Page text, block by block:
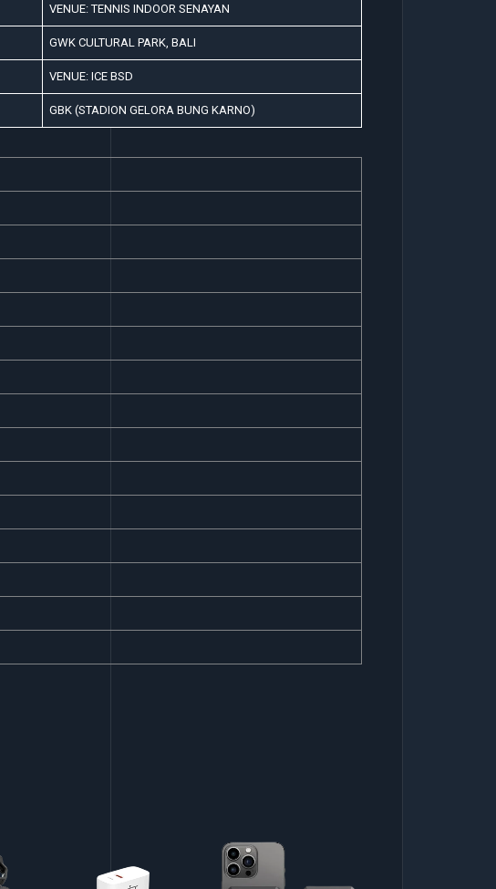
VENUE: TENNIS INDOOR SENAYAN
GWK CULTURAL PARK, BALI
VENUE: ICE BSD
GBK (STADION GELORA BUNG KARNO)